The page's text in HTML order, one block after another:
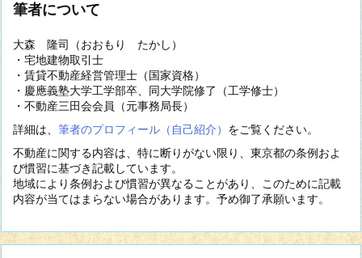
筆者について
大森 隆司（おおもり たかし）
・宅地建物取引士
・賃貸不動産経営管理士（国家資格）
・慶應義塾大学工学部卒、同大学院修了（工学修士）
・不動産三田会会員（元事務局長）
詳細は、 筆者のプロフィール（自己紹介） をご覧ください。
不動産に関する内容は、特に断りがない限り、東京都の条例およ
び慣習に基づき記載しています。
地域により条例および慣習が異なることがあり、このために記載
内容が当てはまらない場合があります。予め御了承願います。